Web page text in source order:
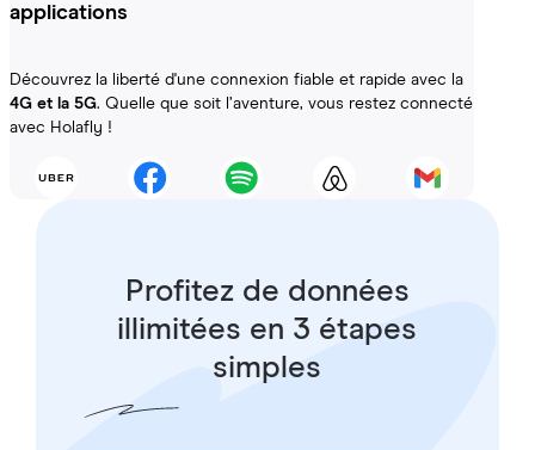
applications
Découvrez la liberté d'une connexion fiable et rapide avec la
4G et la 5G. Quelle que soit l’aventure, vous restez connecté
avec Holafly !
Profitez de données
illimitées en 3 étapes
simples